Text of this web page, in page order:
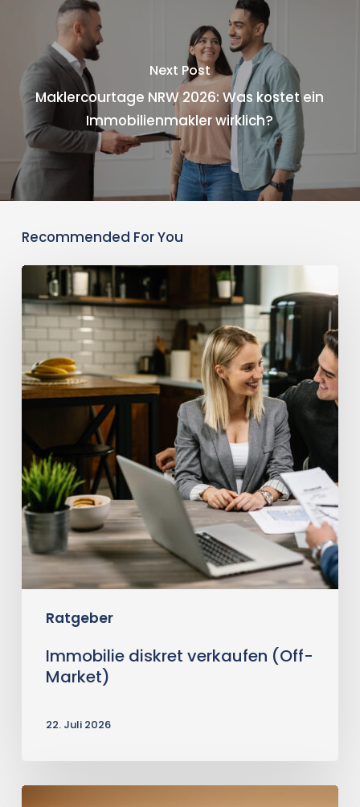
Next Post
Maklercourtage NRW 2026: Was kostet ein
Immobilienmakler wirklich?
Recommended For You
Ratgeber
Immobilie
diskret
verkaufen
(Off-
Market)
Immobilie diskret verkaufen (Off-
Market)
22. Juli 2026